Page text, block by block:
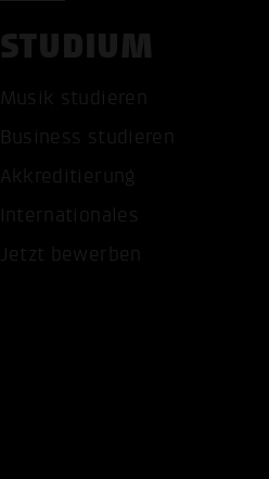
STUDIUM
Musik studieren
Business studieren
Akkreditierung
Internationales
Jetzt bewerben